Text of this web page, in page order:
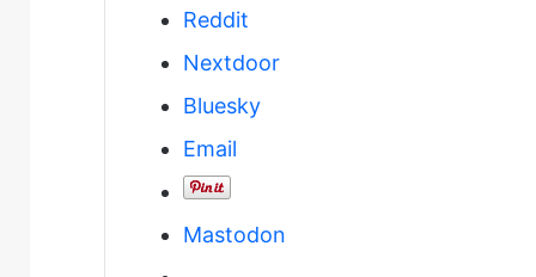
Reddit
Nextdoor
Bluesky
Email
Mastodon